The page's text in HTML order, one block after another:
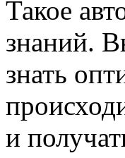
Такое
знаний.
знать
и